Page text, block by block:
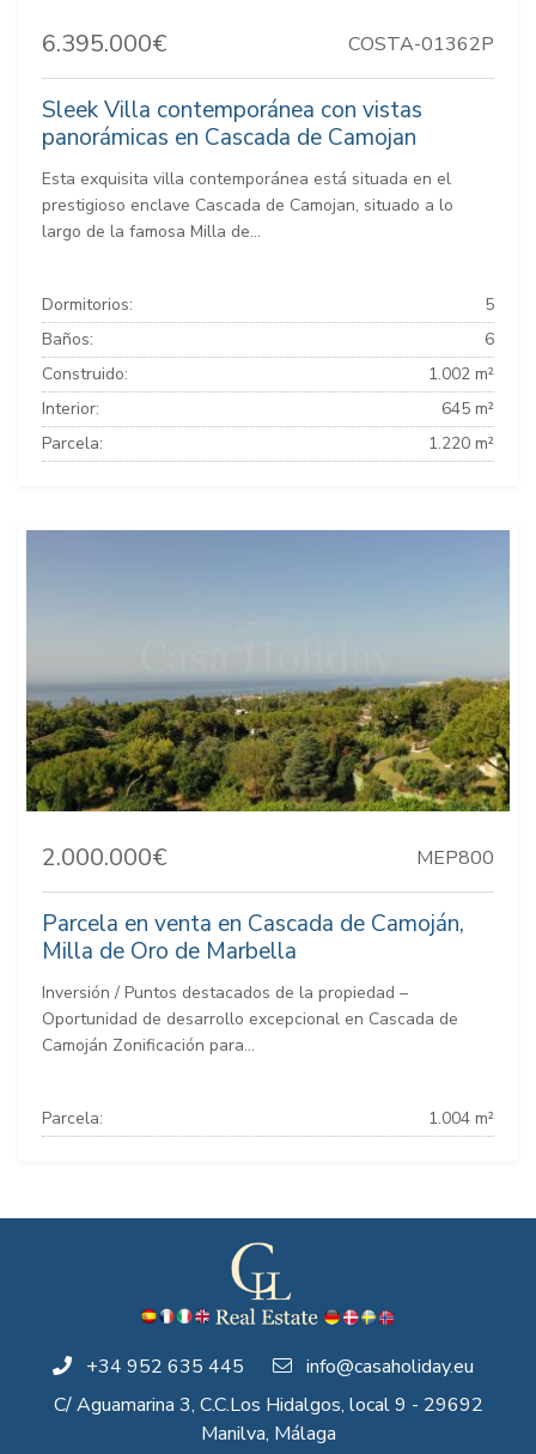
6.395.000€ COSTA-01362P
Sleek Villa contemporánea con vistas
panorámicas en Cascada de Camojan
Esta exquisita villa contemporánea está situada en el
prestigioso enclave Cascada de Camojan, situado a lo
largo de la famosa Milla de...
Dormitorios:
5
Baños:
6
Construido:
1.002 m²
Interior:
645 m²
Parcela:
1.220 m²
2.000.000€ MEP800
Parcela en venta en Cascada de Camoján,
Milla de Oro de Marbella
Inversión / Puntos destacados de la propiedad –
Oportunidad de desarrollo excepcional en Cascada de
Camoján Zonificación para...
Parcela: 1.004 m²
+34 952 635 445
info@casaholiday.eu
C/ Aguamarina 3, C.C.Los Hidalgos, local 9 - 29692
Manilva, Málaga